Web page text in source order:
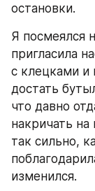
остановки.
Я посмеялся
пригласила
с клецками и
достать
что давно
накричать
так сильно,
изменился.